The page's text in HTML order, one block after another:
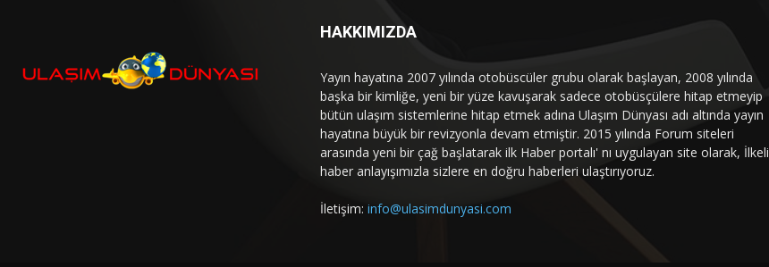
HAKKIMIZDA
Yayın hayatına 2007 yılında otobüscüler grubu olarak başlayan, 2008 yılında
başka bir kimliğe, yeni bir yüze kavuşarak sadece otobüsçülere hitap etmeyip
bütün ulaşım sistemlerine hitap etmek adına Ulaşım Dünyası adı altında yayın
hayatına büyük bir revizyonla devam etmiştir. 2015 yılında Forum siteleri
arasında yeni bir çağ başlatarak ilk Haber portalı' nı uygulayan site olarak, İlkeli
haber anlayışımızla sizlere en doğru haberleri ulaştırıyoruz.
İletişim: info@ulasimdunyasi.com